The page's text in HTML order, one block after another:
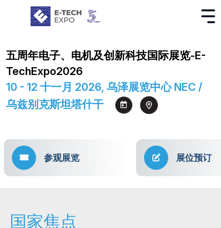
五周年电子、电机及创新科技国际展览-E-
TechExpo2026
10 - 12 十一月 2026, 乌泽展览中心 NEC /
乌兹别克斯坦塔什干
参观展览 展位预订
国家焦点